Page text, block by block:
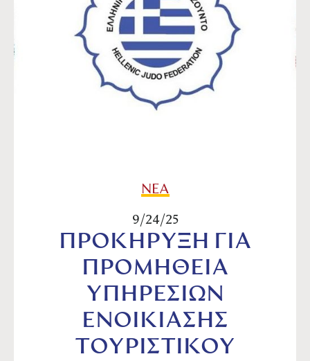
ΝΕΑ
9/24/25
ΠΡΟΚΗΡΥΞΗ ΓΙΑ
ΠΡΟΜΗΘΕΙΑ
ΥΠΗΡΕΣΙΩΝ
ΕΝΟΙΚΙΑΣΗΣ
ΤΟΥΡΙΣΤΙΚΟΥ